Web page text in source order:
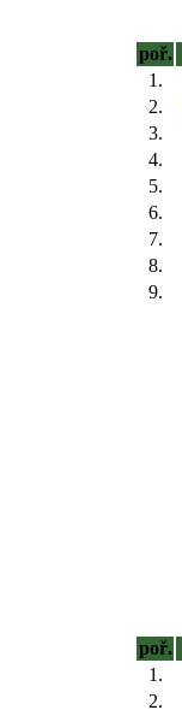
poř.
1.
2.
3.
4.
5.
6.
7.
8.
9.
poř.
1.
2.